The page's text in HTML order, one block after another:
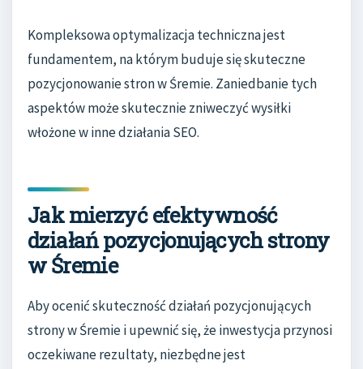
Kompleksowa optymalizacja techniczna jest
fundamentem, na którym buduje się skuteczne
pozycjonowanie stron w Śremie. Zaniedbanie tych
aspektów może skutecznie zniweczyć wysiłki
włożone w inne działania SEO.
Jak mierzyć efektywność
działań pozycjonujących strony
w Śremie
Aby ocenić skuteczność działań pozycjonujących
strony w Śremie i upewnić się, że inwestycja przynosi
oczekiwane rezultaty, niezbędne jest